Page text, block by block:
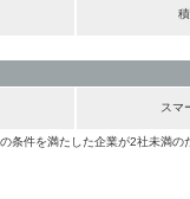
スマ
条件を満たした企業が2社未満の